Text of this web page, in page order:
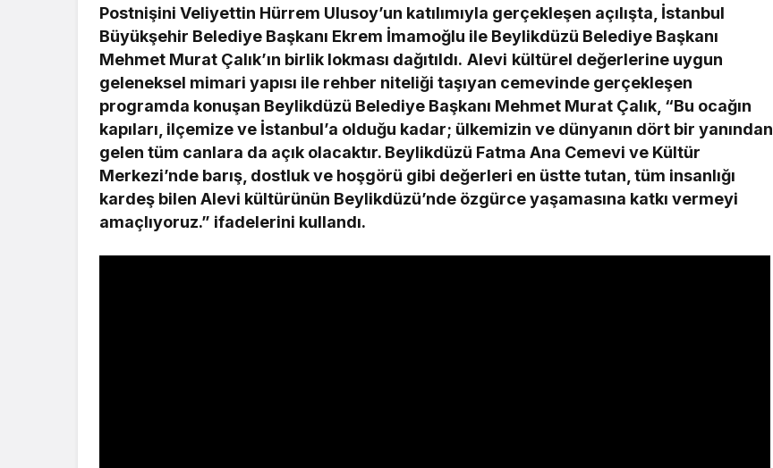
Postnişini Veliyettin Hürrem Ulusoy’un katılımıyla gerçekleşen açılışta, İstanbul
Büyükşehir Belediye Başkanı Ekrem İmamoğlu ile Beylikdüzü Belediye Başkanı
Mehmet Murat Çalık’ın birlik lokması dağıtıldı. Alevi kültürel değerlerine uygun
geleneksel mimari yapısı ile rehber niteliği taşıyan cemevinde gerçekleşen
programda konuşan Beylikdüzü Belediye Başkanı Mehmet Murat Çalık, “Bu ocağın
kapıları, ilçemize ve İstanbul’a olduğu kadar; ülkemizin ve dünyanın dört bir yanından
gelen tüm canlara da açık olacaktır. Beylikdüzü Fatma Ana Cemevi ve Kültür
Merkezi’nde barış, dostluk ve hoşgörü gibi değerleri en üstte tutan, tüm insanlığı
kardeş bilen Alevi kültürünün Beylikdüzü’nde özgürce yaşamasına katkı vermeyi
amaçlıyoruz.” ifadelerini kullandı.